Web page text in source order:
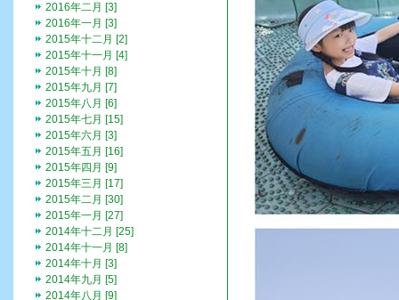
2016年二月 [3]
2016年一月 [3]
2015年十二月 [2]
2015年十一月 [4]
2015年十月 [8]
2015年九月 [7]
2015年八月 [6]
2015年七月 [15]
2015年六月 [3]
2015年五月 [16]
2015年四月 [9]
2015年三月 [17]
2015年二月 [30]
2015年一月 [27]
2014年十二月 [25]
2014年十一月 [8]
2014年十月 [3]
2014年九月 [5]
2014年八月 [9]